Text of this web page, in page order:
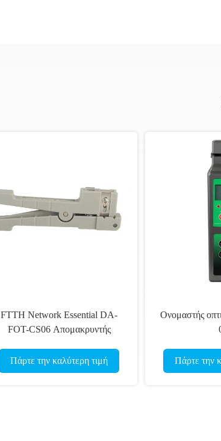
FTTH Network Essential DA-
FOT-CS06 Απομακρυντής
Πάρτε την καλύτερη τιμή
Ονομαστής
Πάρτε την